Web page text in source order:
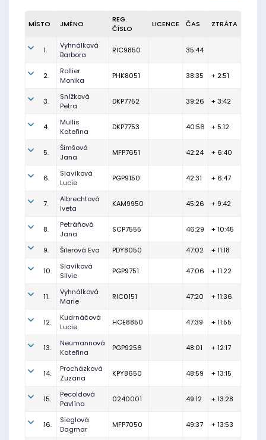
MÍSTO JMÉNO
REG.
ČÍSLO
LICENCE ČAS ZTRÁTA
1.
Vyhnálková
Barbora
RIC9850 35:44
2.
Rollier
Monika
PHK8051 38:35 + 2:51
3.
Snížková
Petra
DKP7752 39:26 + 3:42
4.
Mullis
Kateřina
DKP7753 40:56 + 5:12
5.
Šimšová
Jana
MFP7651 42:24 + 6:40
6.
Slavíková
Lucie
PGP9150 42:31 + 6:47
7.
Albrechtová
Iveta
KAM9950 45:26 + 9:42
8.
Petráňová
Jana
SCP7555 46:29 + 10:45
9. Šilerová Eva PDY8050 47:02 + 11:18
10.
Slavíková
Silvie
PGP9751 47:06 + 11:22
11.
Vyhnálková
Marie
RIC0151 47:20 + 11:36
12.
Kudrnáčová
Lucie
HCE8850 47:39 + 11:55
13.
Neumannová
Kateřina
PGP9256 48:01 + 12:17
14.
Procházková
Zuzana
KPY8650 48:59 + 13:15
15.
Pecoldová
Pavlína
0240001 49:12 + 13:28
16.
Sieglová
Dagmar
MFP7050 49:37 + 13:53